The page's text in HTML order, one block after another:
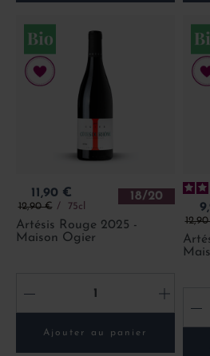
Prix
11,90 €
Prix de base
12,90 € 75cl
18/20
Artésis Rouge 2025 -
Maison Ogier
- +
Ajouter au panier
Prix
-